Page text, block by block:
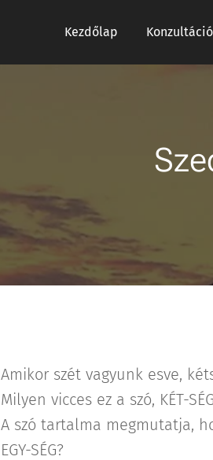
Kezdőlap
Amikor szét vagyunk esve,
Milyen vicces ez a szó, KÉT-
A szó tartalma megmutatja,
EGY-SÉG?